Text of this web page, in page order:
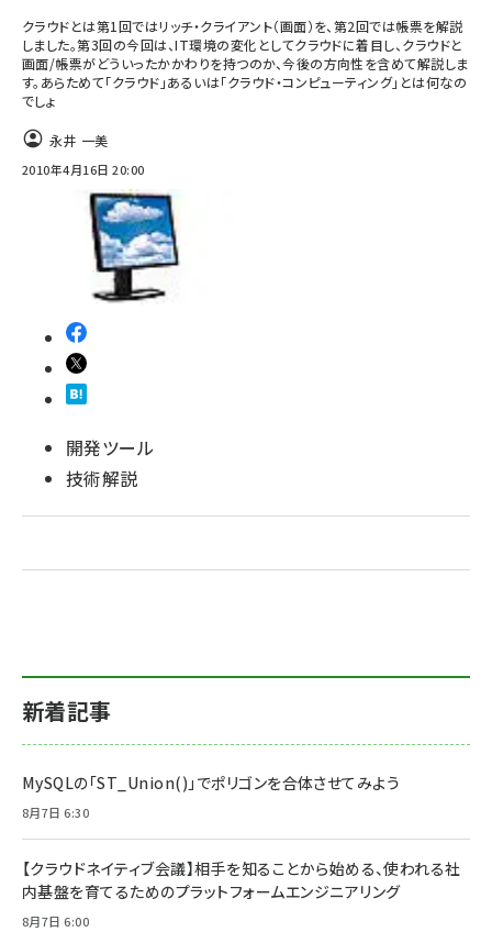
クラウドとは第1回ではリッチ・クライアント（画面）を、第2回では帳票を解説
しました。第3回の今回は、IT環境の変化としてクラウドに着目し、クラウドと
画面/帳票がどういったかかわりを持つのか、今後の方向性を含めて解説しま
す。あらためて「クラウド」あるいは「クラウド・コンピューティング」とは何なの
でしょ
永井 一美
2010年4月16日 20:00
開発ツール
技術解説
新着記事
MySQLの「ST_Union()」でポリゴンを合体させてみよう
8月7日 6:30
【クラウドネイティブ会議】相手を知ることから始める、使われる社
内基盤を育てるためのプラットフォームエンジニアリング
8月7日 6:00